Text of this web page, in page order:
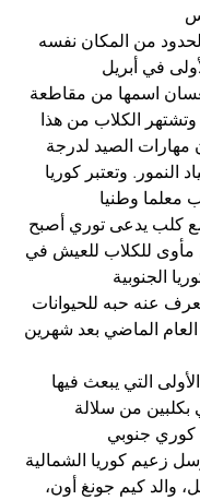
من المكان نفسه
في أبريل
اسمها من مقاطعة
الكلاب من هذا
مهارات الصيد لدرجة
النمور. وتعتبر كوريا
معلما وطنيا
كلب يدعى توري أصبح
للكلاب للعيش في
الجنوبية
عنه حبه للحيوانات
الماضي بعد شهرين
التي يبعث فيها
من سلالة
كوري جنوبي
٢٠٠٠، أرسل زعيم كوريا الشمالية
والد كيم جونغ أون،